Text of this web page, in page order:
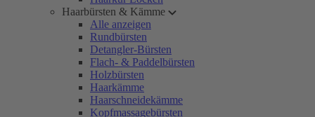
Haarbürsten & Kämme
Alle anzeigen
Rundbürsten
Detangler-Bürsten
Flach- & Paddelbürsten
Holzbürsten
Haarkämme
Haarschneidekämme
Kopfmassagebürsten